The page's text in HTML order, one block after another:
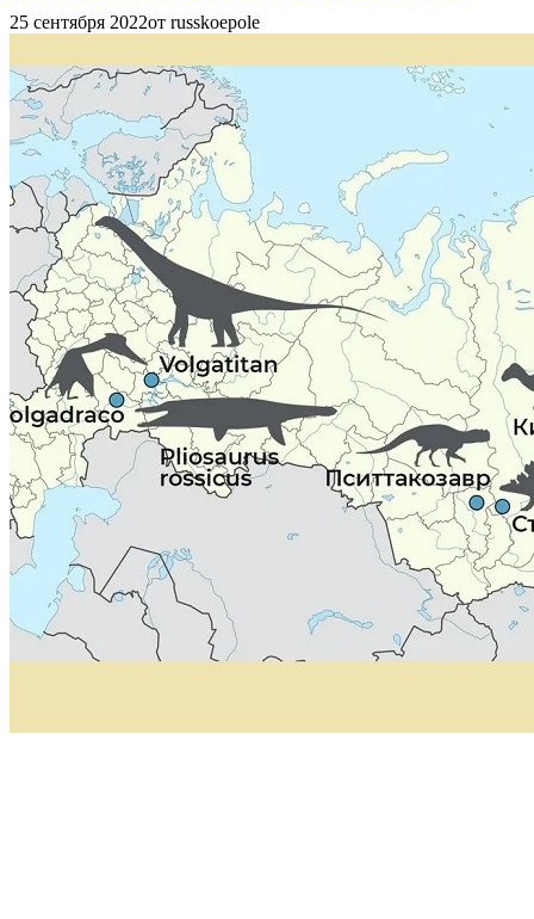
25 сентября 2022от russkoepole